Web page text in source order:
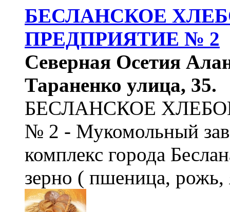
БЕСЛАНСКОЕ
ПРЕДПРИЯТИЕ № 2
Северная Осетия
Тараненко улица, 35.
БЕСЛАНСКОЕ
№ 2 - Мукомольный
комплекс города
зерно ( пшеница,